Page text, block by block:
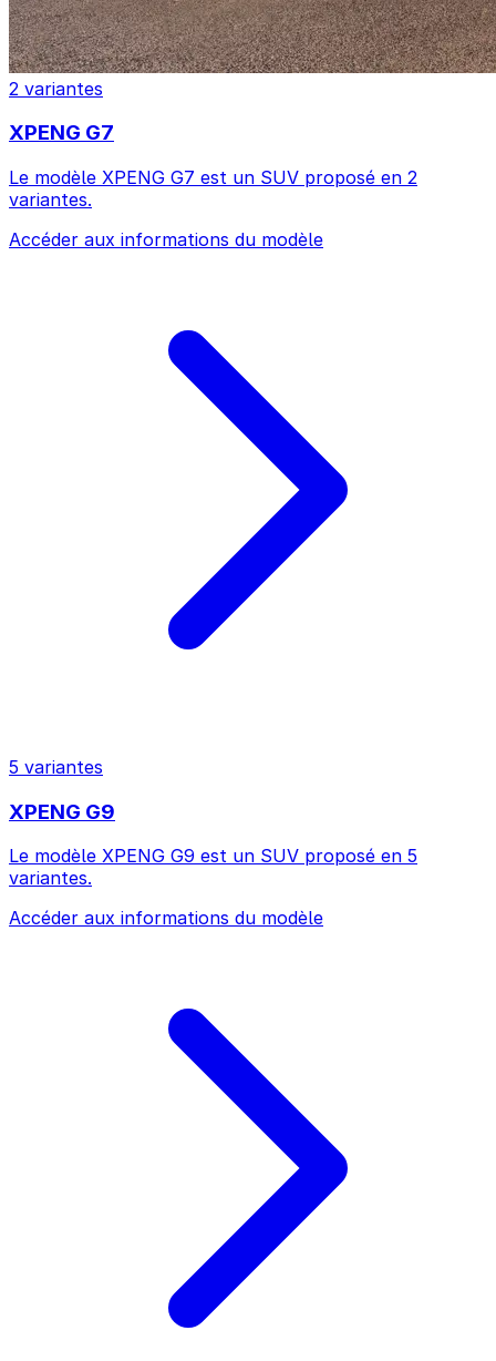
2 variantes
XPENG G7
Le modèle XPENG G7 est un SUV proposé en 2
variantes.
Accéder aux informations du modèle
5 variantes
XPENG G9
Le modèle XPENG G9 est un SUV proposé en 5
variantes.
Accéder aux informations du modèle